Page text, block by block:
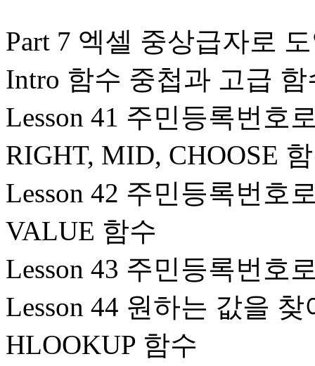
Part 7 엑셀 중상급자로
Intro 함수 중첩과 고급
Lesson 41 주민등록번호
RIGHT, MID, CHOOSE
Lesson 42 주민등록번
VALUE 함수
Lesson 43 주민등록번호
Lesson 44 원하는 값을
HLOOKUP 함수